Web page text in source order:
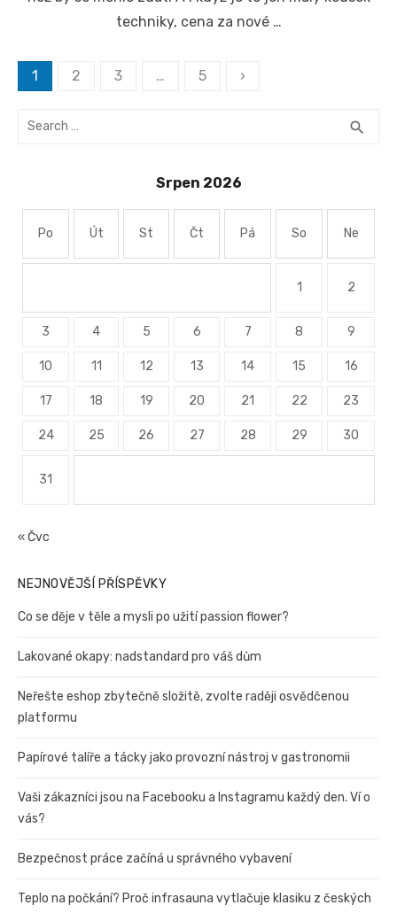
techniky, cena za nové …
Stránkování
1 2 3 … 5 ›
Search
search
Srpen 2026
Po Út St Čt Pá So Ne
1 2
3 4 5 6 7 8 9
10 11 12 13 14 15 16
17 18 19 20 21 22 23
24 25 26 27 28 29 30
31
« Čvc
NEJNOVĚJŠÍ PŘÍSPĚVKY
Co se děje v těle a mysli po užití passion flower?
Lakované okapy: nadstandard pro váš dům
Neřešte eshop zbytečně složitě, zvolte raději osvědčenou
platformu
Papírové talíře a tácky jako provozní nástroj v gastronomii
Vaši zákazníci jsou na Facebooku a Instagramu každý den. Ví o
vás?
Bezpečnost práce začíná u správného vybavení
Teplo na počkání? Proč infrasauna vytlačuje klasiku z českých